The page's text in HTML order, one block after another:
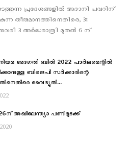
പ്രദേശങ്ങളിൽ അദാനി പവറിന്
തീരുമാനത്തിനെതിരെ, 31
3 അർദ്ധരാത്രി മുതൽ 6 ന്
ഭേദഗതി ബിൽ 2022 പാർലമെന്റിൽ
ബിജെപി സർക്കാരിന്റെ
വൈദ്യുതി...
അഖിലേന്ത്യാ പണിമുടക്ക്‌